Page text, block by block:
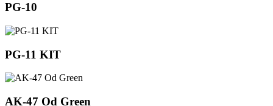
PG-10
PG-11 KIT
AK-47 Od Green